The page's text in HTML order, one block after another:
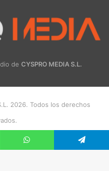
de CYSPRO MEDIA S.L.
2026. Todos los derechos
InstagramTelegram